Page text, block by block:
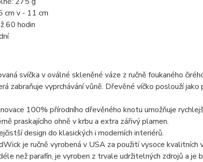
cm v - 11 cm
60 hodin
svíčka v oválné skleněné váze z ručně foukaného
zabraňuje vyprchávání vůně. Dřevěné víčko poslouží
100% přírodního dřevěného knotu umožňuje
praskajícího ohně v krbu a extra zářivý plamen.
design do klasických i moderních interiérů.
je ručně vyrobená v USA za použití vysoce kvalitních
než parafín, je vyroben z trvale udržitelných zdrojů a je